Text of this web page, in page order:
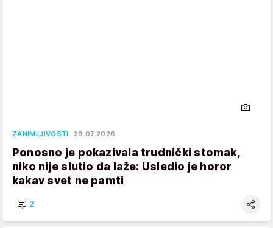
ZANIMLJIVOSTI 29.07.2026.
Ponosno je pokazivala trudnički stomak,
niko nije slutio da laže: Usledio je horor
kakav svet ne pamti
2